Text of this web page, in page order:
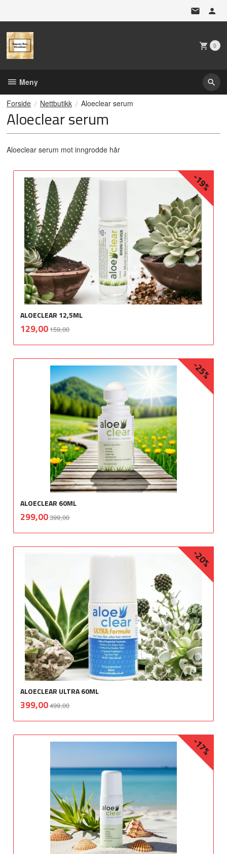
0
Meny
Forside Nettbutikk Aloeclear serum
Aloeclear serum
Aloeclear serum mot inngrodde hår
ALOECLEAR 12,5ML
Tilbud
129,00159,00
-19%
mva.
ALOECLEAR 60ML
Tilbud
299,00399,00
-25%
mva.
ALOECLEAR ULTRA 60ML
Tilbud
399,00499,00
-20%
mva.
-17%